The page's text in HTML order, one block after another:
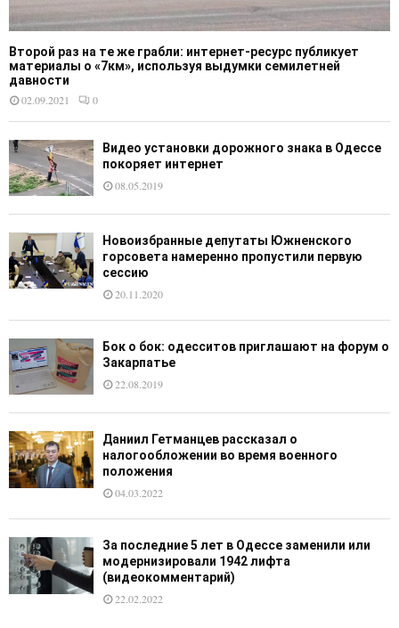
Второй раз на те же грабли: интернет-ресурс публикует
материалы о «7км», используя выдумки семилетней
давности
02.09.2021
0
Видео установки дорожного знака в Одессе
покоряет интернет
08.05.2019
Новоизбранные депутаты Южненского
горсовета намеренно пропустили первую
сессию
20.11.2020
Бок о бок: одесситов приглашают на форум о
Закарпатье
22.08.2019
Даниил Гетманцев рассказал о
налогообложении во время военного
положения
04.03.2022
За последние 5 лет в Одессе заменили или
модернизировали 1942 лифта
(видеокомментарий)
22.02.2022